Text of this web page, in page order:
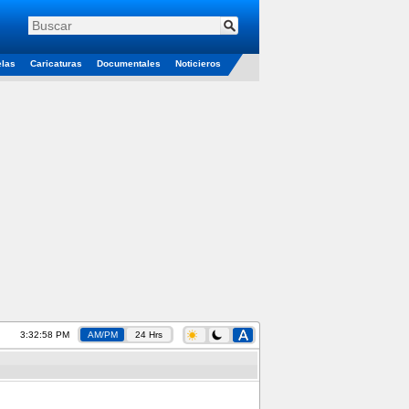
Caricaturas Documentales Noticieros
3:32:58 PM AM/PM 24 Hrs